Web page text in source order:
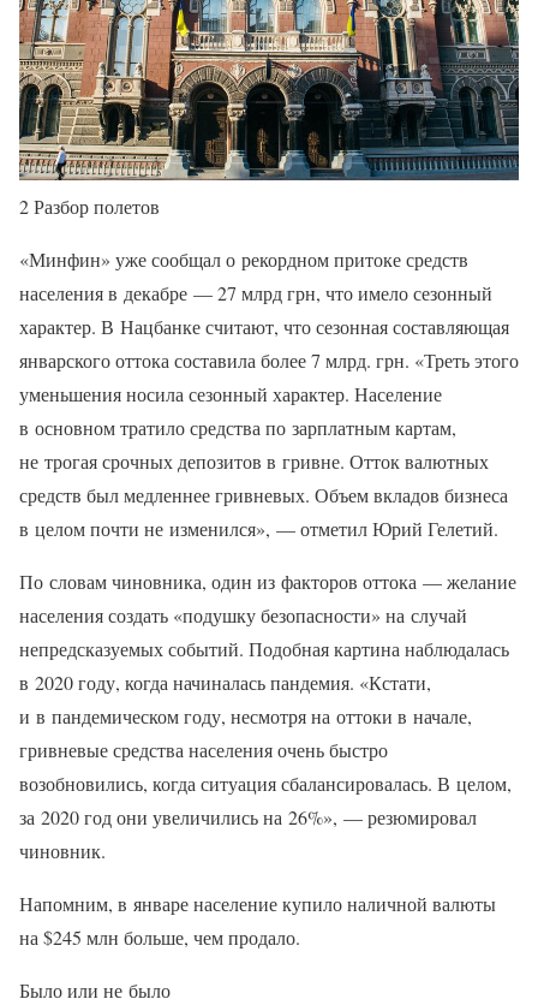
2 Разбор полетов
«Минфин» уже сообщал о рекордном притоке средств
населения в декабре — 27 млрд грн, что имело сезонный
характер. В Нацбанке считают, что сезонная составляющая
январского оттока составила более 7 млрд. грн. «Треть этого
уменьшения носила сезонный характер. Население
в основном тратило средства по зарплатным картам,
не трогая срочных депозитов в гривне. Отток валютных
средств был медленнее гривневых. Объем вкладов бизнеса
в целом почти не изменился», — отметил Юрий Гелетий.
По словам чиновника, один из факторов оттока — желание
населения создать «подушку безопасности» на случай
непредсказуемых событий. Подобная картина наблюдалась
в 2020 году, когда начиналась пандемия. «Кстати,
и в пандемическом году, несмотря на оттоки в начале,
гривневые средства населения очень быстро
возобновились, когда ситуация сбалансировалась. В целом,
за 2020 год они увеличились на 26%», — резюмировал
чиновник.
Напомним, в январе население купило наличной валюты
на $245 млн больше, чем продало.
Было или не было